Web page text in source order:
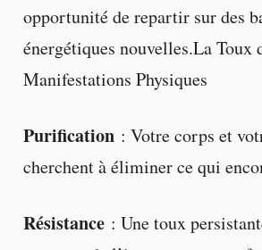
opportunité de repartir sur des
énergétiques nouvelles.La Toux
Manifestations Physiques
Purification: Votre corps et
cherchent à éliminer ce qui
Résistance: Une toux